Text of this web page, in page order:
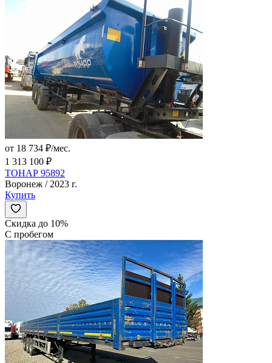
от 18 734 ₽/мес.
1 313 100 ₽
ТОНАР 95892
Воронеж / 2023 г.
Купить
Скидка до 10%
С пробегом